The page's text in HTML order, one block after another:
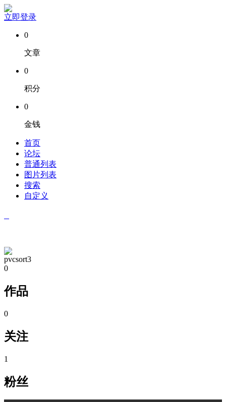
立即登录
0
文章
0
积分
0
金钱
首页
论坛
普通列表
图片列表
搜索
自定义
pvcsort3
0
作品
0
关注
1
粉丝